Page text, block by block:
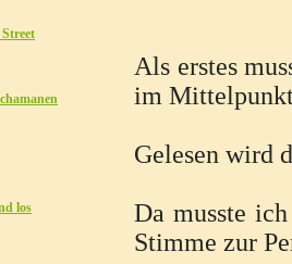
Als erstes
im
Gelesen wird
Da musste
Stimme zur
los